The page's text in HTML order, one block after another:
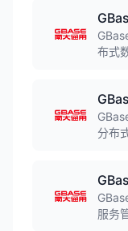
密算
行业
时不
布式
可用
驱动
和政
分布
提供
据库
数据
服务